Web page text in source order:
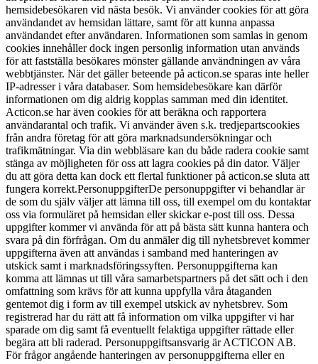
hemsidebesökaren vid nästa besök. Vi använder cookies för att göra
användandet av hemsidan lättare, samt för att kunna anpassa
användandet efter användaren. Informationen som samlas in genom
cookies innehåller dock ingen personlig information utan används
för att fastställa besökares mönster gällande användningen av våra
webbtjänster. När det gäller beteende på acticon.se sparas inte heller
IP-adresser i våra databaser. Som hemsidebesökare kan därför
informationen om dig aldrig kopplas samman med din identitet.
Acticon.se har även cookies för att beräkna och rapportera
användarantal och trafik. Vi använder även s.k. tredjepartscookies
från andra företag för att göra marknadsundersökningar och
trafikmätningar. Via din webbläsare kan du både radera cookie samt
stänga av möjligheten för oss att lagra cookies på din dator. Väljer
du att göra detta kan dock ett flertal funktioner på acticon.se sluta att
fungera korrekt.PersonuppgifterDe personuppgifter vi behandlar är
de som du själv väljer att lämna till oss, till exempel om du kontaktar
oss via formuläret på hemsidan eller skickar e-post till oss. Dessa
uppgifter kommer vi använda för att på bästa sätt kunna hantera och
svara på din förfrågan. Om du anmäler dig till nyhetsbrevet kommer
uppgifterna även att användas i samband med hanteringen av
utskick samt i marknadsföringssyften. Personuppgifterna kan
komma att lämnas ut till våra samarbetspartners på det sätt och i den
omfattning som krävs för att kunna uppfylla våra åtaganden
gentemot dig i form av till exempel utskick av nyhetsbrev. Som
registrerad har du rätt att få information om vilka uppgifter vi har
sparade om dig samt få eventuellt felaktiga uppgifter rättade eller
begära att bli raderad. Personuppgiftsansvarig är ACTICON AB.
För frågor angående hanteringen av personuppgifterna eller en